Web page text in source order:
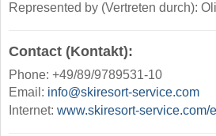
Represented by (Vertreten durch):
Contact (Kontakt):
Phone: +49/89/9789531-10
Email: info@skiresort-service.com
Internet: www.skiresort-service.com/